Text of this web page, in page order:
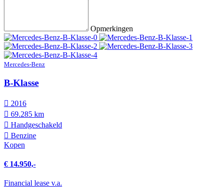
Opmerkingen
Mercedes-Benz
B-Klasse
2016
69.285 km
Hand­geschakeld
Benzine
Kopen
€ 14.950,-
Financial lease v.a.